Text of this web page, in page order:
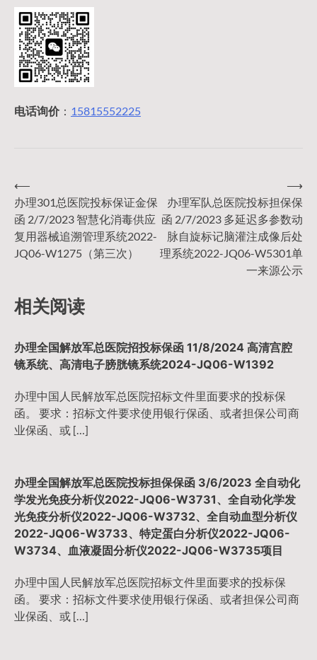
电话询价： 15815552225
文
章
航
⟵
办理301总医院投标保证金保
函 2/7/2023 智慧化消毒供应
复用器械追溯管理系统2022-
JQ06-W1275（第三次）
办理军队总医院投标担保保
函 2/7/2023 多延迟多参数动
脉自旋标记脑灌注成像后处
理系统2022-JQ06-W5301单
一来源公示
⟶
相关阅读
办理全国解放军总医院招投标保函 11/8/2024 高清宫腔
镜系统、高清电子膀胱镜系统2024-JQ06-W1392
办理中国人民解放军总医院招标文件里面要求的投标保
函。 要求：招标文件要求使用银行保函、或者担保公司商
业保函、或 […]
办理全国解放军总医院投标担保保函 3/6/2023 全自动化
学发光免疫分析仪2022-JQ06-W3731、全自动化学发
光免疫分析仪2022-JQ06-W3732、全自动血型分析仪
2022-JQ06-W3733、特定蛋白分析仪2022-JQ06-
W3734、血液凝固分析仪2022-JQ06-W3735项目
办理中国人民解放军总医院招标文件里面要求的投标保
函。 要求：招标文件要求使用银行保函、或者担保公司商
业保函、或 […]